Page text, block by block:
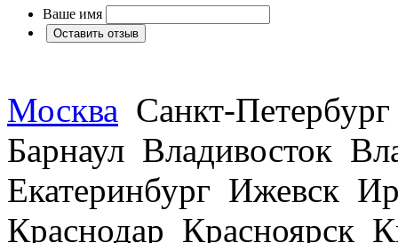
Ваше имя
Москва Санкт-
Барнаул Владивосток
Екатеринбург Ижевск
Краснодар Красноярск